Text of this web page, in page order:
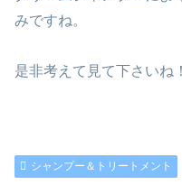
みですね。
是非考えて見て下さいね！
シャンプー＆トリートメント